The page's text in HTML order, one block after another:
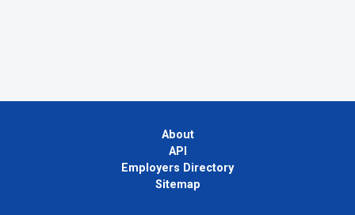
About
API
Employers Directory
Sitemap